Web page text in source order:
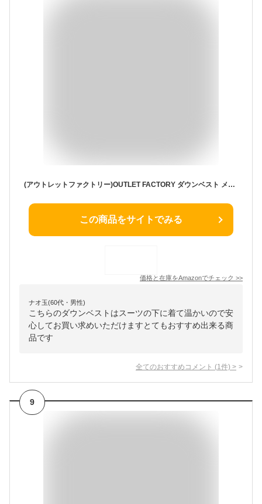
(アウトレットファクトリー)OUTLET FACTORY ダウンベスト メンズ ビジネス インナーダウン Vネック ジレ フェザー ダウン ヘリンボーン ベーシック 大きいサイズ ネイビー L
この商品をサイトでみる
価格と在庫をAmazonでチェック >>
ナオ玉(60代・男性)
こちらのダウンベストはスーツの下に着て温かいので安
心してお買い求めいただけますとてもおすすめ出来る商
品です
全てのおすすめコメント (1 件) >
9